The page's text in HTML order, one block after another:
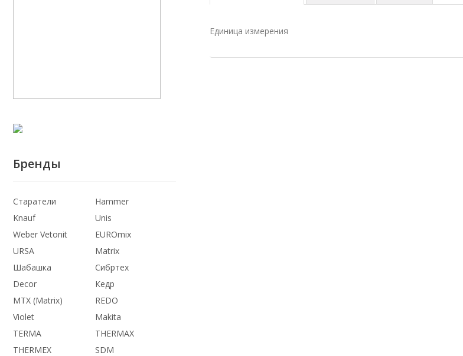
Единица измерения
Бренды
Старатели
Hammer
Knauf
Unis
Weber Vetonit
EUROmix
URSA
Matrix
Шабашка
Сибртех
Decor
Кедр
MTX (Matrix)
REDO
Violet
Makita
TERMA
THERMАX
THERMEX
SDM